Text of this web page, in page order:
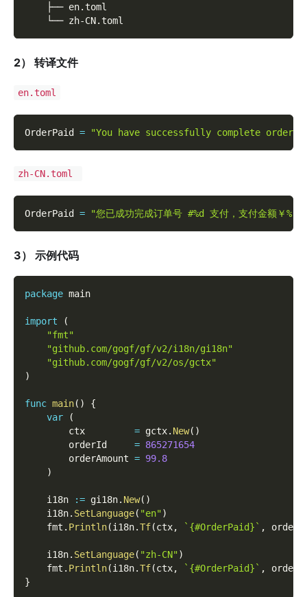
    ├── en.toml
    └── zh-CN.toml
2） 转译文件
en.toml
OrderPaid = "You have successfully complete order
zh-CN.toml
OrderPaid = "您已成功完成订单号 #%d 支付，支付金额￥
3） 示例代码
package main
import
(
"fmt"
"github.com/gogf/gf/v2/i18n/gi18n"
"github.com/gogf/gf/v2/os/gctx"
)
func main( )
{
var
(
        ctx
= gctx. New( )
        orderId
= 865271654
        orderAmount
= 99.8
)
    i18n
:= gi18n. New( )
    i18n
. SetLanguage( "en")
    fmt
. Println(i18n.Tf(ctx, `{#OrderPaid}` ,
    i18n
. SetLanguage( "zh-CN")
    fmt
. Println(i18n.Tf(ctx, `{#OrderPaid}` ,
}